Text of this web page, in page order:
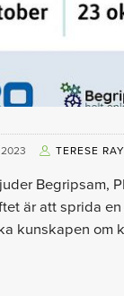
TERESE
Begripsam,
är att sprida
kunskapen om